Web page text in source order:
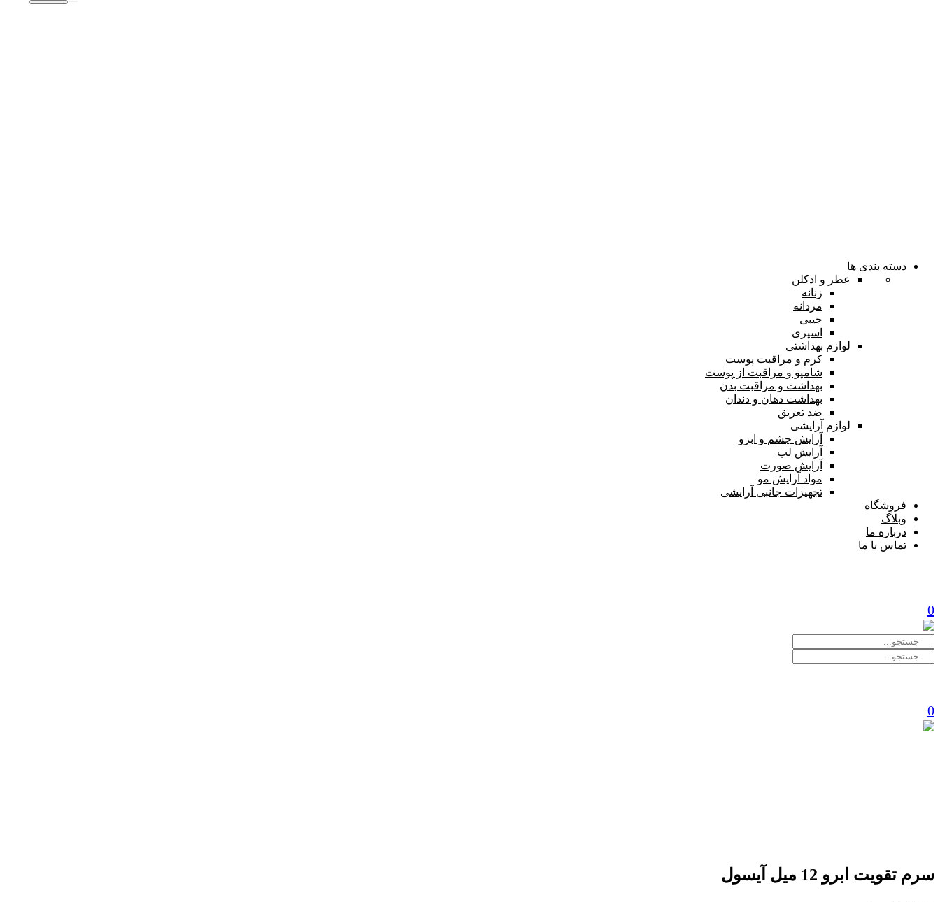
دسته بندی ها
عطر و ادکلن
زنانه
مردانه
جیبی
اسپری
لوازم بهداشتی
کرم و مراقبت پوست
شامپو و مراقبت از پوست
بهداشت و مراقبت بدن
بهداشت دهان و دندان
ضد تعریق
لوازم آرایشی
آرایش چشم و ابرو
آرایش لب
آرایش صورت
مواد آرایش مو
تجهیزات جانبی آرایشی
فروشگاه
وبلاگ
درباره ما
تماس با ما
0
0
سرم تقویت ابرو 12 میل آیسول